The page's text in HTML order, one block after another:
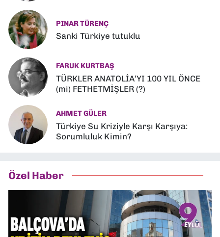
PINAR TÜRENÇ
Sanki Türkiye tutuklu
FARUK KURTBAŞ
TÜRKLER ANATOLİA’YI 100 YIL ÖNCE
(mi) FETHETMİŞLER (?)
AHMET GÜLER
Türkiye Su Kriziyle Karşı Karşıya:
Sorumluluk Kimin?
Özel Haber